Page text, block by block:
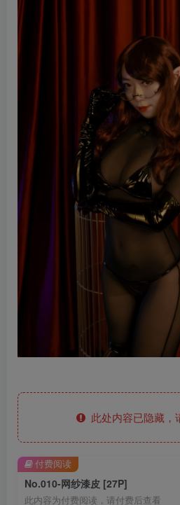
此处内容已隐藏，
No.010-网纱漆皮 [27P]
此内容为付费阅读，请付费后查看
付费阅读